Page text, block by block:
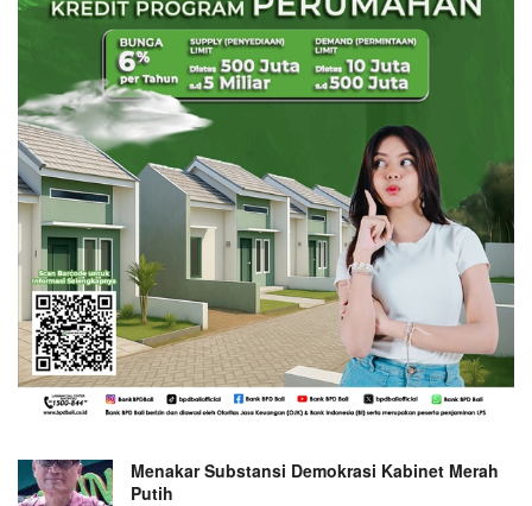
Menakar Substansi Demokrasi Kabinet Merah
Putih